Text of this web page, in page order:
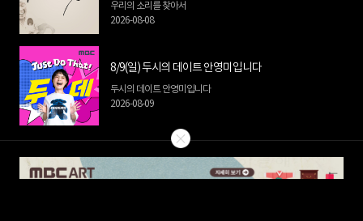
일-8월09일)
우리의 소리를 찾아서
2026-08-08
8/9(일) 두시의 데이트 안영미입니다
두시의 데이트 안영미입니다
2026-08-09